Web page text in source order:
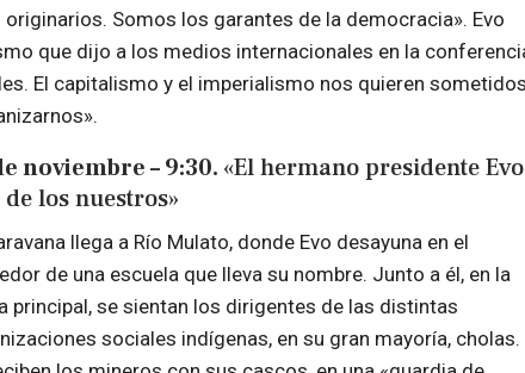
Somos los garantes de la democracia». Evo
que dijo a los medios internacionales en la
El capitalismo y el imperialismo nos quieren
noviembre – 9:30. «El hermano presidente
los nuestros»
llega a Río Mulato, donde Evo desayuna en el
de una escuela que lleva su nombre. Junto a él, en la
principal, se sientan los dirigentes de las distintas
sociales indígenas, en su gran mayoría, cholas.